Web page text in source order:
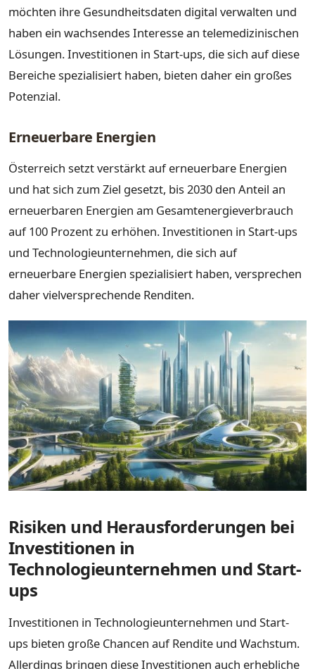
möchten ihre Gesundheitsdaten digital verwalten und
haben ein wachsendes Interesse an telemedizinischen
Lösungen. Investitionen in Start-ups, die sich auf diese
Bereiche spezialisiert haben, bieten daher ein großes
Potenzial.
Erneuerbare Energien
Österreich setzt verstärkt auf erneuerbare Energien
und hat sich zum Ziel gesetzt, bis 2030 den Anteil an
erneuerbaren Energien am Gesamtenergieverbrauch
auf 100 Prozent zu erhöhen. Investitionen in Start-ups
und Technologieunternehmen, die sich auf
erneuerbare Energien spezialisiert haben, versprechen
daher vielversprechende Renditen.
Risiken und Herausforderungen bei
Investitionen in
Technologieunternehmen und Start-
ups
Investitionen in Technologieunternehmen und Start-
ups bieten große Chancen auf Rendite und Wachstum.
Allerdings bringen diese Investitionen auch erhebliche